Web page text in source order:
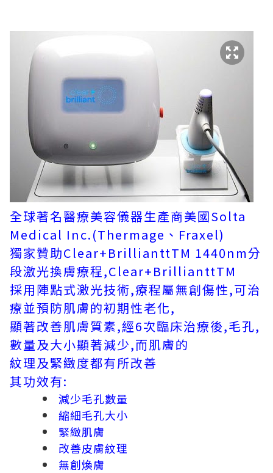
全球著名醫療美容儀器生產商美國Solta
Medical Inc.(Thermage、Fraxel)
獨家贊助Clear+BrillianttTM 1440nm分
段激光換膚療程,Clear+BrillianttTM
採用陣點式激光技術,療程屬無創傷性,可治
療並預防肌膚的初期性老化,
顯著改善肌膚質素,經6次臨床治療後,毛孔,
數量及大小顯著減少,而肌膚的
紋理及緊緻度都有所改善
其功效有:
減少毛孔數量
縮細毛孔大小
緊緻肌膚
改善皮膚紋理
無創煥膚